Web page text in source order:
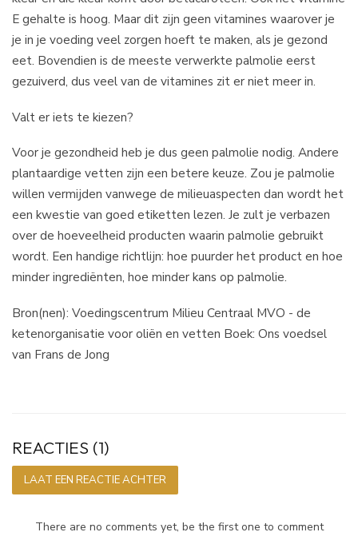
E gehalte is hoog. Maar dit zijn geen vitamines waarover je
je in je voeding veel zorgen hoeft te maken, als je gezond
eet. Bovendien is de meeste verwerkte palmolie eerst
gezuiverd, dus veel van de vitamines zit er niet meer in.
Valt er iets te kiezen?
Voor je gezondheid heb je dus geen palmolie nodig. Andere
plantaardige vetten zijn een betere keuze. Zou je palmolie
willen vermijden vanwege de milieuaspecten dan wordt het
een kwestie van goed etiketten lezen. Je zult je verbazen
over de hoeveelheid producten waarin palmolie gebruikt
wordt. Een handige richtlijn: hoe puurder het product en hoe
minder ingrediënten, hoe minder kans op palmolie.
Bron(nen): Voedingscentrum Milieu Centraal MVO - de
ketenorganisatie voor oliën en vetten Boek: Ons voedsel
van Frans de Jong
REACTIES (1)
LAAT EEN REACTIE ACHTER
There are no comments yet, be the first one to comment